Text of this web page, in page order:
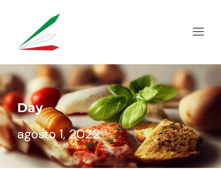
Day
agosto 1, 2022